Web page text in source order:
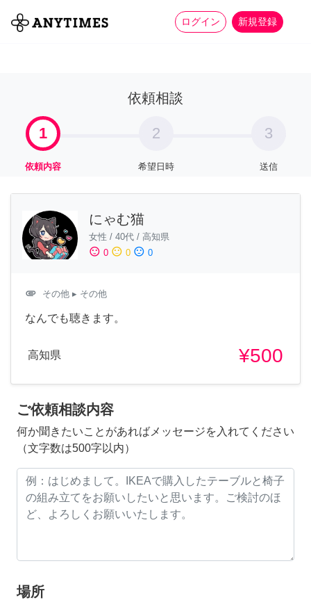
ログイン 新規登録
全て 家事 more_horiz
依頼相談
1
依頼内容
2
希望日時
3
送信
にゃむ猫
女性 / 40代 / 高知県
sentiment_satisfied 0 sentiment_neutral 0 sentiment_dissatisfied 0
attachment その他 ▸ その他
なんでも聴きます。
高知県 ¥500
ご依頼相談内容
何か聞きたいことがあればメッセージを入れてください
（文字数は500字以内）
場所